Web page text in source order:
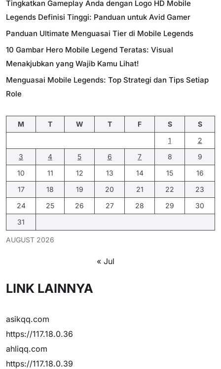
Tingkatkan Gameplay Anda dengan Logo HD Mobile
Legends Definisi Tinggi: Panduan untuk Avid Gamer
Panduan Ultimate Menguasai Tier di Mobile Legends
10 Gambar Hero Mobile Legend Teratas: Visual
Menakjubkan yang Wajib Kamu Lihat!
Menguasai Mobile Legends: Top Strategi dan Tips Setiap
Role
AUGUST 2026
M T W T F S
S
1
2
3
4 5 6 7 8
9
10
11 12 13 14 15
16
17
18 19 20 21 22
23
24
25 26 27 28 29
30
31
« Jul
LINK LAINNYA
asikqq.com
https://117.18.0.36
ahliqq.com
https://117.18.0.39